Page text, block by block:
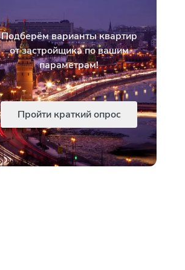
Подберём варианты квартир
от застройщика по вашим
параметрам!
Пройти краткий опрос